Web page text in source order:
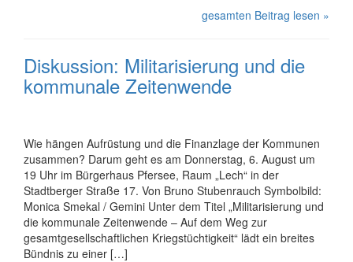
gesamten Beitrag lesen »
Diskussion: Mi­li­ta­ri­sie­rung und die
kommunale Zeitenwende
Wie hängen Aufrüstung und die Finanzlage der Kommunen
zusammen? Darum geht es am Donnerstag, 6. August um
19 Uhr im Bürgerhaus Pfersee, Raum „Lech“ in der
Stadtberger Straße 17. Von Bruno Stubenrauch Symbolbild:
Monica Smekal / Gemini Unter dem Titel „Mi­li­ta­ri­sie­rung und
die kommunale Zeitenwende – Auf dem Weg zur
gesamtgesellschaftlichen Kriegstüchtigkeit“ lädt ein breites
Bündnis zu einer […]